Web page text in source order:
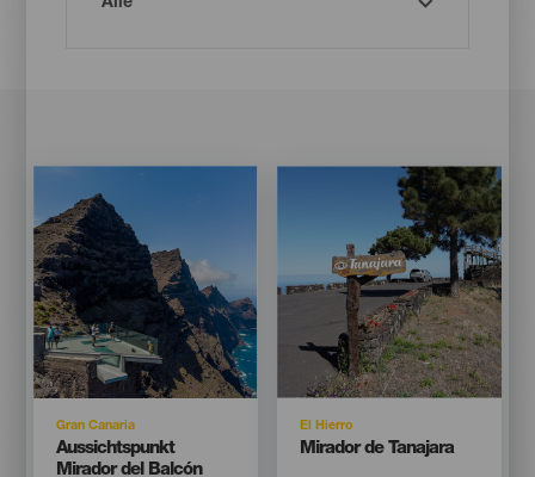
Imagen
Listado
Imagen
Isla
Gran Canaria
Titular
Aussichtspunkt
Mirador del Balcón
Imagen
Imagen
Isla
El Hierro
Titular
Mirador de Tanajara